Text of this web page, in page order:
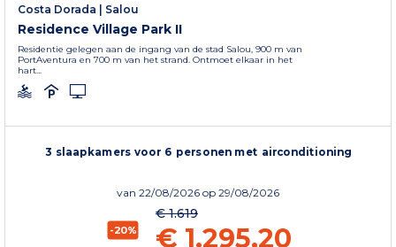
Costa Dorada | Salou
Residence Village Park II
Residentie gelegen aan de ingang van de stad Salou, 900 m van
PortAventura en 700 m van het strand. Ontmoet elkaar in het
hart...
3 slaapkamers voor 6 personen met airconditioning
van 22/08/2026 op 29/08/2026
-20%
€ 1.619
€ 1.295,20